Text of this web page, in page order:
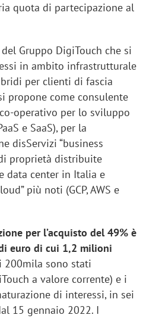
quota di partecipazione al
Gruppo DigiTouch che si
in ambito infrastrutturale
per clienti di fascia
propone come consulente
operativo per lo sviluppo
e SaaS), per la
disServizi “business
proprietà distribuite
data center in Italia e
più noti (GCP, AWS e
per l’acquisto del 49% è
euro di cui 1,2 milioni
200mila sono stati
a valore corrente) e i
di interessi, in sei
15 gennaio 2022. I